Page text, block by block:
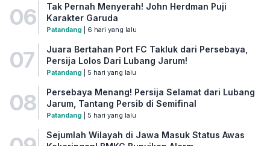
06
Tak Pernah Menyerah! John Herdman Puji
Karakter Garuda
Patandang | 6 hari yang lalu
07
Juara Bertahan Port FC Takluk dari Persebaya,
Persija Lolos Dari Lubang Jarum!
Patandang | 5 hari yang lalu
08
Persebaya Menang! Persija Selamat dari Lubang
Jarum, Tantang Persib di Semifinal
Patandang | 5 hari yang lalu
Sejumlah Wilayah di Jawa Masuk Status Awas